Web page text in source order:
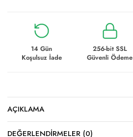
14 Gün
Koşulsuz İade
256-bit SSL
Güvenli Ödeme
AÇIKLAMA
DEĞERLENDIRMELER (0)